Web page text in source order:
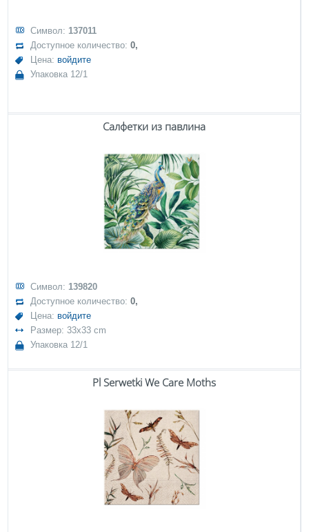
Символ: 137011
Доступное количество:0,
Цена: войдите
Упаковка 12/1
Салфетки из павлина
Символ: 139820
Доступное количество:0,
Цена: войдите
Размер: 33x33 cm
Упаковка 12/1
Pl Serwetki We Care Moths